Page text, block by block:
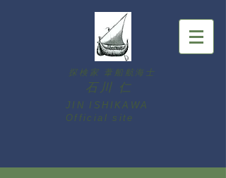
探検家 葦船航海士
石川 仁
JIN ISHIKAWA ​
Official site